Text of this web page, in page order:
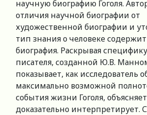
научную биографию Гоголя.
отличия научной биографии от
художественной биографии и
тип знания о человеке
биография. Раскрывая
писателя, созданной Ю.В.
показывает, как исследователь
максимально возможной
события жизни Гоголя,
доказательно интерпретирует.